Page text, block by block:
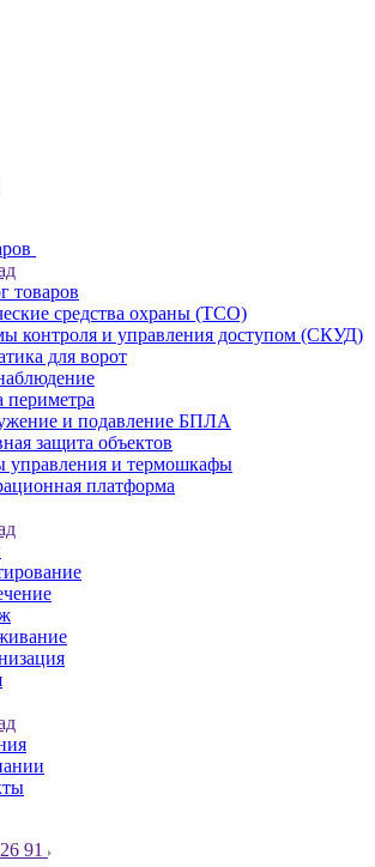
товаров
средства охраны (ТСО)
контроля и управления доступом (СКУД)
для ворот
периметра
и подавление БПЛА
защита объектов
и термошкафы
платформа
91